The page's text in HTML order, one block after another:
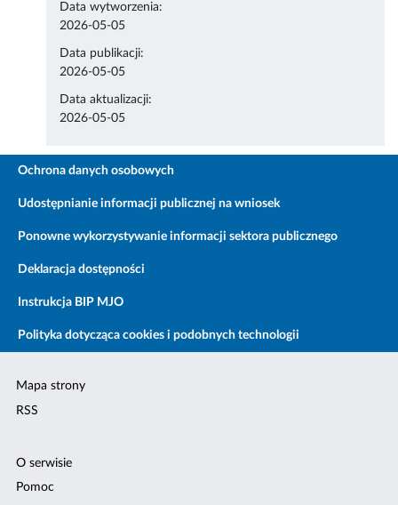
Data wytworzenia:
2026-05-05
Data publikacji:
2026-05-05
Data aktualizacji:
2026-05-05
Ochrona danych osobowych
Udostępnianie informacji publicznej na wniosek
Ponowne wykorzystywanie informacji sektora publicznego
Deklaracja dostępności
Instrukcja BIP MJO
Polityka dotycząca cookies i podobnych technologii
Mapa strony
RSS
O serwisie
Pomoc